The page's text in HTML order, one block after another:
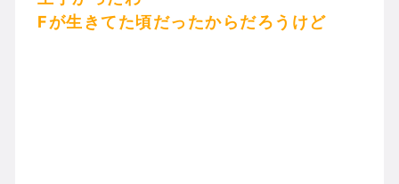
Fが生きてた頃だったからだろうけど